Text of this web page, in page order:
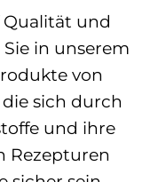
und
in unserem
von
sich durch
und ihre
Rezepturen